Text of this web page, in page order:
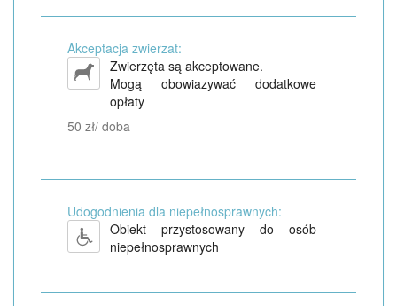
Akceptacja zwierzat:
Zwierzęta są akceptowane.
Mogą obowiazywać dodatkowe
opłaty
50 zł/ doba
Udogodnienia dla niepełnosprawnych:
Obiekt przystosowany do osób
niepełnosprawnych